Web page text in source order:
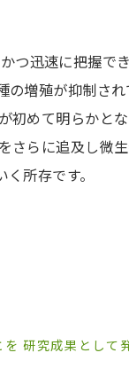
つ迅速に把握で
増殖が抑制さ
めて明らかとな
らに追及し微
所存です。
研究成果として